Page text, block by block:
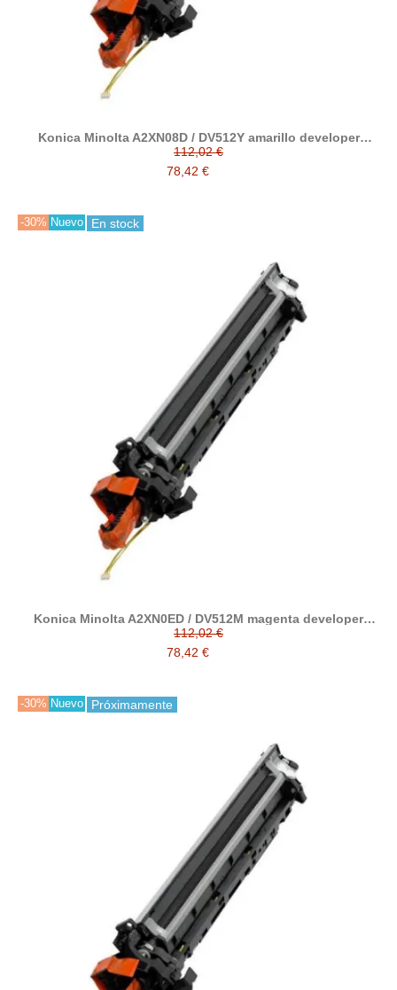
Konica Minolta A2XN08D / DV512Y amarillo developer
reciclado
112,02 €
78,42 €
-30% Nuevo En stock
Konica Minolta A2XN0ED / DV512M magenta developer
reciclado
112,02 €
78,42 €
-30% Nuevo Próximamente